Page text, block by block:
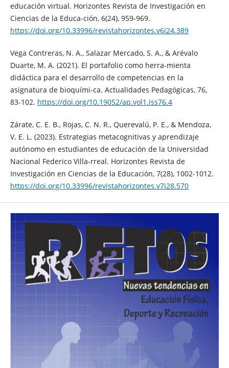
educación virtual. Horizontes Revista de Investigación en
Ciencias de la Educa-ción, 6(24), 959-969.
https://doi.org/10.33996/revistahorizontes.v6i24.389
Vega Contreras, N. A., Salazar Mercado, S. A., & Arévalo
Duarte, M. A. (2021). El portafolio como herra-mienta
didáctica para el desarrollo de competencias en la
asignatura de bioquími-ca. Actualidades Pedagógicas, 76,
83-102. https://doi.org/10.19052/ap.vol1.iss76.4
Zárate, C. E. B., Rojas, C. N. R., Querevalú, P. E., & Mendoza,
V. E. L. (2023). Estrategias metacognitivas y aprendizaje
autónomo en estudiantes de educación de la Universidad
Nacional Federico Villa-rreal. Horizontes Revista de
Investigación en Ciencias de la Educación, 7(28), 1002-1012.
https://doi.org/10.33996/revistahorizontes.v7i28.570